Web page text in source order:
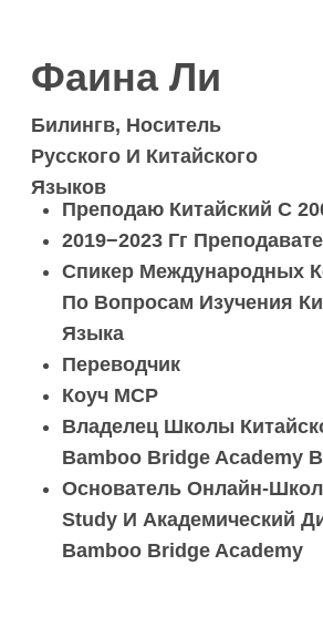
Основатель Онлайн-Школы Nihao
Study И Академический Директор